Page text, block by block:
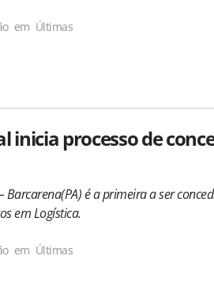
em Últimas
inicia processo de
Barcarena(PA) é a primeira a ser
em Logística.
em Últimas